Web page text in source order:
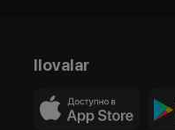
Ilovalar